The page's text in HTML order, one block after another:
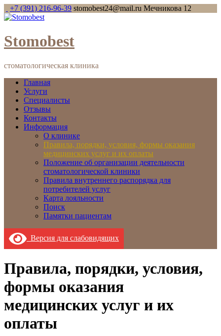
+7 (391) 216-96-39 stomobest24@mail.ru Мечникова 12
Stomobest
стоматологическая клиника
Главная
Услуги
Специалисты
Отзывы
Контакты
Информация
О клинике
Правила, порядки, условия, формы оказания
медицинских услуг и их оплаты
Положение об организации деятельности
стоматологической клиники
Правила внутреннего распорядка для
потребителей услуг
Карта лояльности
Поиск
Памятки пациентам
Версия для слабовидящих
Правила, порядки, условия,
формы оказания
медицинских услуг и их
оплаты